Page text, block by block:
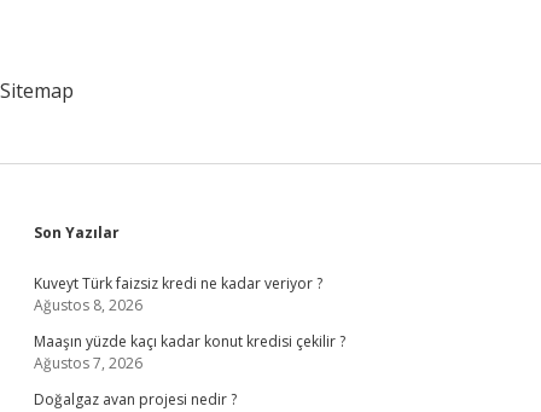
Sitemap
Sidebar
Son Yazılar
Kuveyt Türk faizsiz kredi ne kadar veriyor ?
Ağustos 8, 2026
Maaşın yüzde kaçı kadar konut kredisi çekilir ?
Ağustos 7, 2026
Doğalgaz avan projesi nedir ?